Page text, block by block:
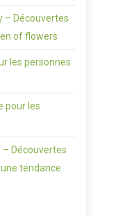
– Découvertes
of flowers
les personnes
pour les
– Découvertes
tendance